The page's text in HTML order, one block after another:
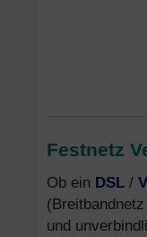
Festnetz
Ob ein DSL /
und